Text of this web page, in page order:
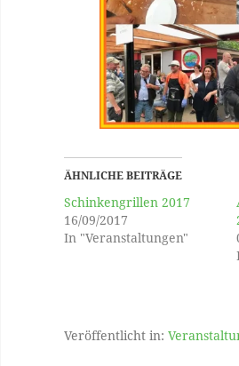
ÄHNLICHE BEITRÄGE
Schinkengrillen 2017
16/09/2017
In "Veranstaltungen"
Veröffentlicht in: